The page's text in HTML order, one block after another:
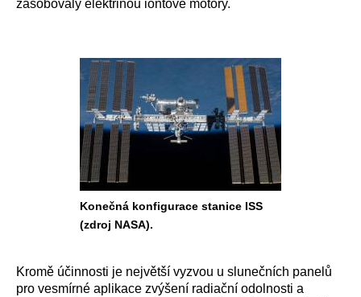
zásobovaly elektřinou iontové motory.
Konečná konfigurace stanice ISS
(zdroj NASA).
Kromě účinnosti je největší vyzvou u slunečních panelů
pro vesmírné aplikace zvýšení radiační odolnosti a